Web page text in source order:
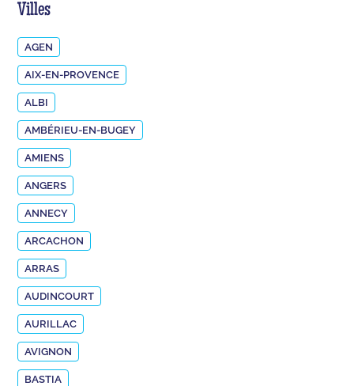
Villes
AGEN
AIX-EN-PROVENCE
ALBI
AMBÉRIEU-EN-BUGEY
AMIENS
ANGERS
ANNECY
ARCACHON
ARRAS
AUDINCOURT
AURILLAC
AVIGNON
BASTIA